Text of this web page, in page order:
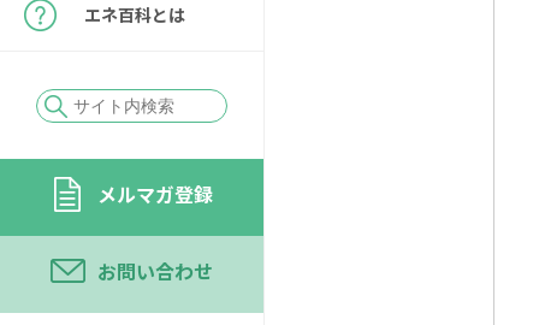
エネ百科とは
メルマガ登録
お問い合わせ